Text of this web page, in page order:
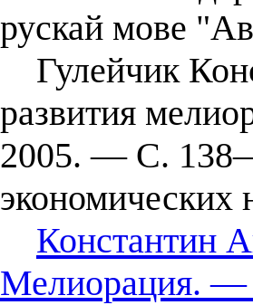
рускай мове
Гулейчик
развития
2005. — С.
экономических
Константин
Мелиорация.